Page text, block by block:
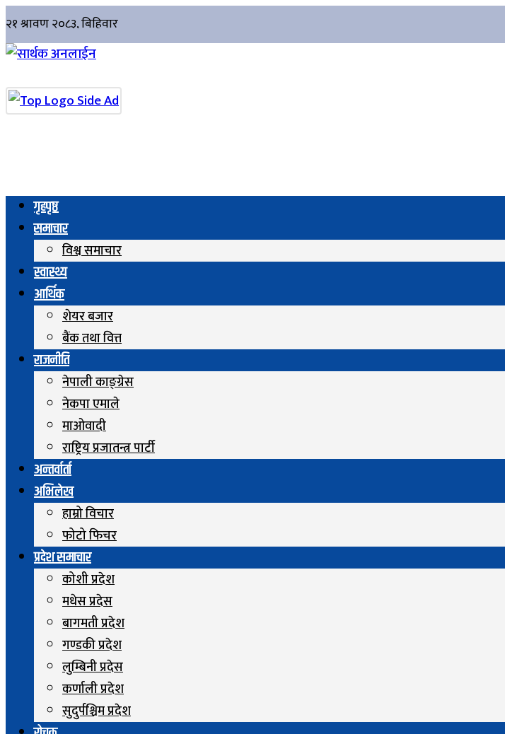
गृहपृष्ठ
समाचार
विश्व समाचार
स्वास्थ्य
आर्थिक
शेयर बजार
बैंक तथा वित्त
राजनीति
नेपाली काङ्ग्रेस
नेकपा एमाले
माओवादी
राष्ट्रिय प्रजातन्त्र पार्टी
अन्तर्वार्ता
अभिलेख
हाम्रो विचार
फोटो फिचर
प्रदेश समाचार
कोशी प्रदेश
मधेस प्रदेस
बागमती प्रदेश
गण्डकी प्रदेश
लुम्बिनी प्रदेस
कर्णाली प्रदेश
सुदुर्पश्चिम प्रदेश